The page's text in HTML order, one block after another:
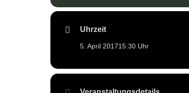
Uhrzeit
5. April 201715:30 Uhr